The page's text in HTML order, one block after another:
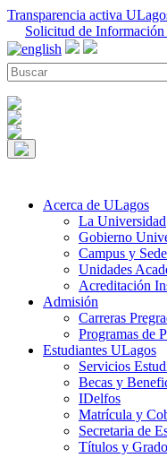
Transparencia activa
Solicitud de
Acerca de ULagos
La Universidad
Gobierno
Campus y
Unidades
Acreditación
Admisión
Carreras
Programas de
Estudiantes ULagos
Servicios
Becas y
IDelfos
Matrícula y
Secretaria de
Títulos y